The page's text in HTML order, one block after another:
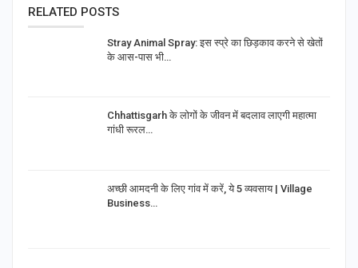
RELATED POSTS
Stray Animal Spray: इस स्प्रे का छिड़काव करने से खेतों
के आस-पास भी…
Chhattisgarh के लोगों के जीवन में बदलाव लाएगी महात्मा
गांधी रूरल…
अच्छी आमदनी के लिए गांव में करें, ये 5 व्यवसाय | Village
Business…